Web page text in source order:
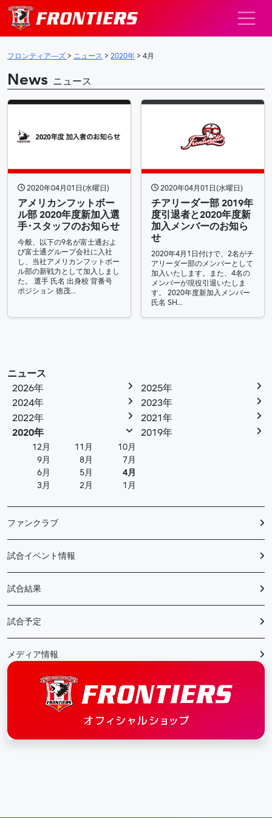
メインナビゲーション
フロンティア―ズ > ニュース > 2020年 > 4月
News ニュース
2020年04月01日(水曜日)
アメリカンフットボー
ル部 2020年度新加入選
手･スタッフのお知らせ
今般、以下の9名が富士通およ
び富士通グループ会社に入社
し、当社アメリカンフットボー
ル部の新戦力として加入しまし
た。 選手 氏名 出身校 背番号
ポジション 徳茂…
2020年04月01日(水曜日)
チアリーダー部 2019年
度引退者と2020年度新
加入メンバーのお知ら
せ
2020年4月1日付けで、2名がチ
アリーダー部のメンバーとして
加入いたします。また、4名の
メンバーが現役引退いたしま
す。 2020年度新加入メンバー
氏名 SH…
ニュース
2026年
2025年
2024年
2023年
2022年
2021年
2020年
12月 11月
10月
9月
8月
7月
6月
5月
4月
3月
2月 1月
2019年
ファンクラブ
試合イベント情報
試合結果
試合予定
メディア情報